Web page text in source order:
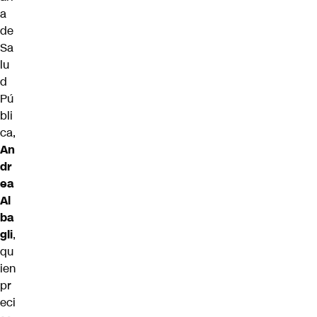
a
de
Sa
lu
d
Pú
bli
ca,
An
dr
ea
Al
ba
gli,
qu
ien
pr
eci